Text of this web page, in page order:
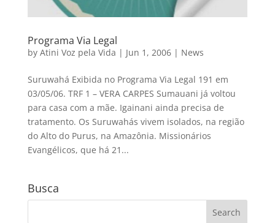
Programa Via Legal
by Atini Voz pela Vida | Jun 1, 2006| News
Suruwahá Exibida no Programa Via Legal 191 em
03/05/06. TRF 1 – VERA CARPES Sumauani já voltou
para casa com a mãe. Igainani ainda precisa de
tratamento. Os Suruwahás vivem isolados, na região
do Alto do Purus, na Amazônia. Missionários
Evangélicos, que há 21...
Busca